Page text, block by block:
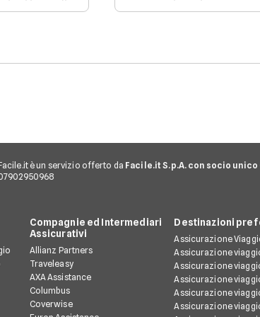
in Medio
criticità
Questa situazione causa
chiusure degli spazi aerei
è un servizio offerto da Facile.it S.p.A. con socio unico
Compagnie ed Intermediari
Assicurativi
Allianz Partners
Traveleasy
AXA Assistance
Columbus
Coverwise
Destinazioni
Assicurazione
Assicurazione
Assicurazione
Assicurazione
Assicurazione
Assicurazione